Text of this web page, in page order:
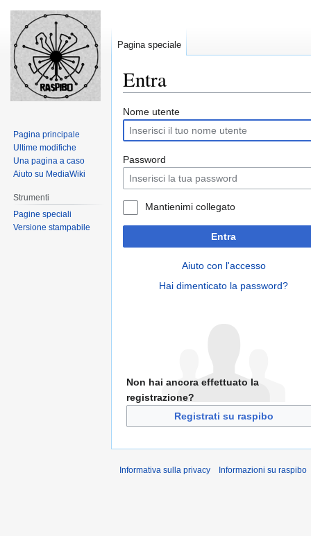
Entra
Jump
to
navigation
Jump
to
search
Nome utente
Password
Mantienimi collegato
Entra
Aiuto con l'accesso
Hai dimenticato la password?
Non hai ancora effettuato la
registrazione?
Registrati su raspibo
Pagina speciale
Pagina principale
Ultime modifiche
Una pagina a caso
Aiuto su MediaWiki
Strumenti
Pagine speciali
Versione stampabile
Informativa sulla privacy Informazioni su raspibo